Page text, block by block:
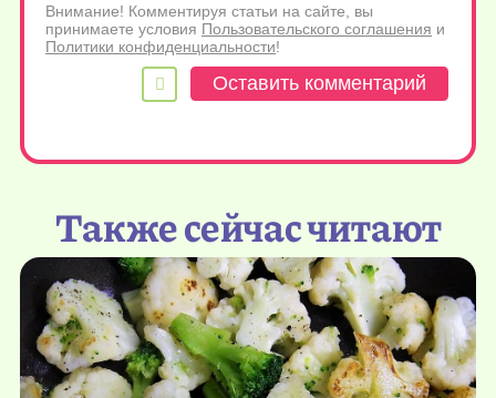
Внимание! Комментируя статьи на сайте, вы
принимаете условия Пользовательского соглашения и
Политики конфиденциальности!
Также сейчас читают